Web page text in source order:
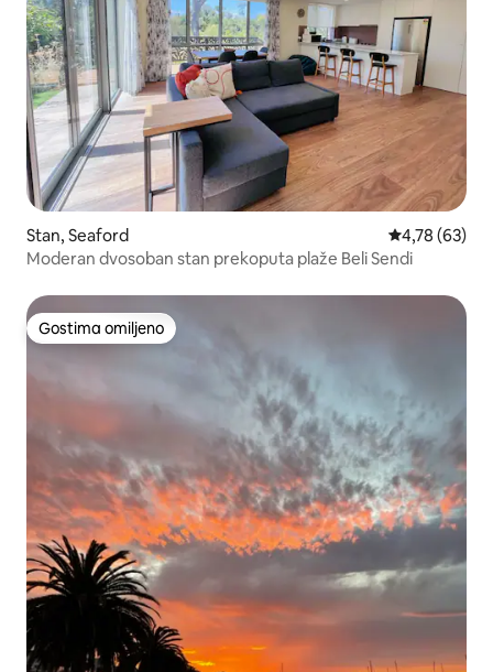
Stan, Seaford Prosečna
4,78 (63)
Moderan dvosoban stan prekoputa plaže Beli Sendi
Gostima omiljeno
Gostima omiljeno